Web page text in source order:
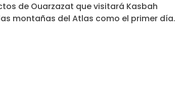
de Ouarzazat que visitará Kasbah
montañas del Atlas como el primer día.